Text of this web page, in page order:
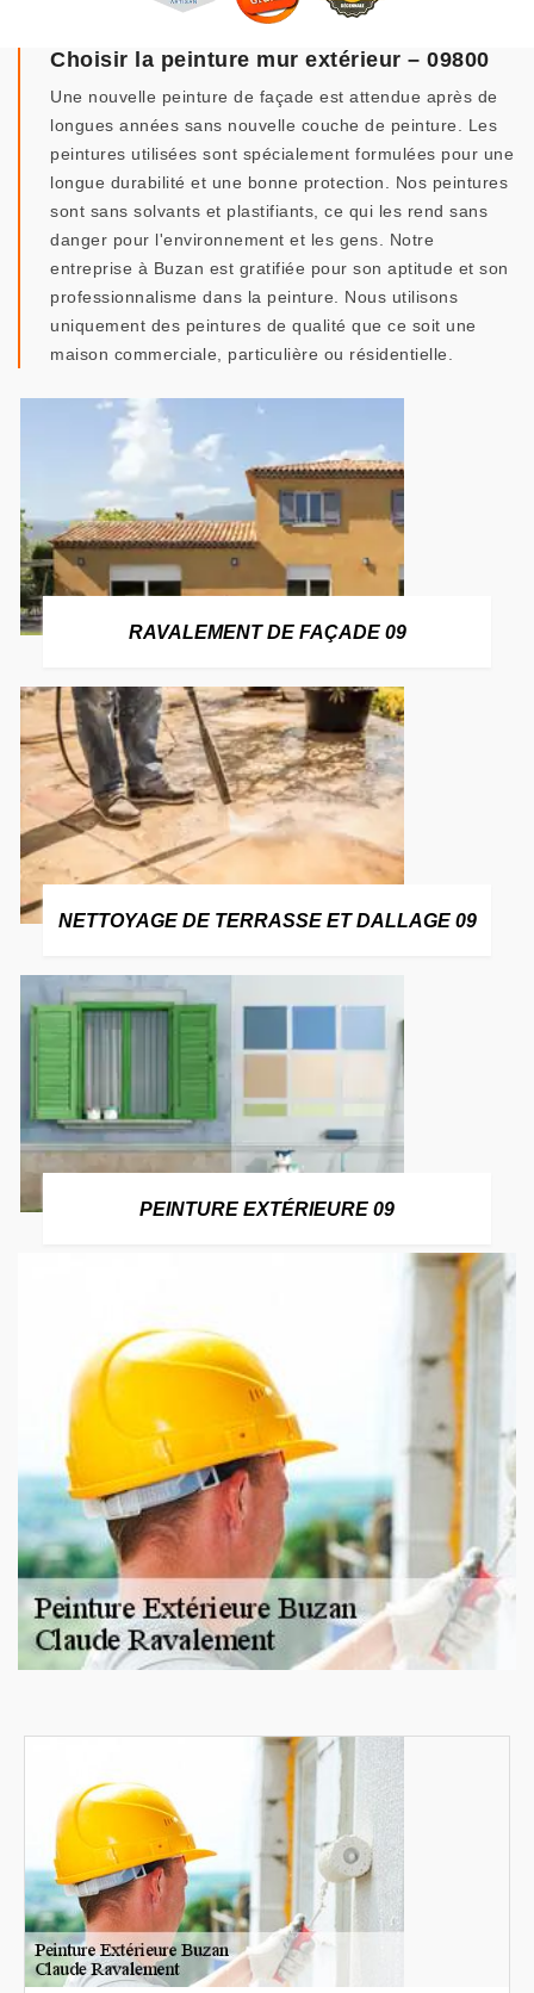
Choisir la peinture mur extérieur – 09800
Une nouvelle peinture de façade est attendue après de
longues années sans nouvelle couche de peinture. Les
peintures utilisées sont spécialement formulées pour une
longue durabilité et une bonne protection. Nos peintures
sont sans solvants et plastifiants, ce qui les rend sans
danger pour l'environnement et les gens. Notre
entreprise à Buzan est gratifiée pour son aptitude et son
professionnalisme dans la peinture. Nous utilisons
uniquement des peintures de qualité que ce soit une
maison commerciale, particulière ou résidentielle.
RAVALEMENT DE FAÇADE 09
NETTOYAGE DE TERRASSE ET DALLAGE 09
PEINTURE EXTÉRIEURE 09